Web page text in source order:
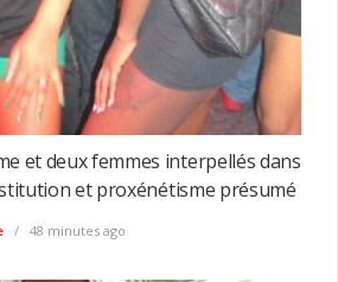
et deux femmes interpellés dans
et proxénétisme présumé
48 minutes ago